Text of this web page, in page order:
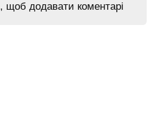
, щоб додавати коментарі